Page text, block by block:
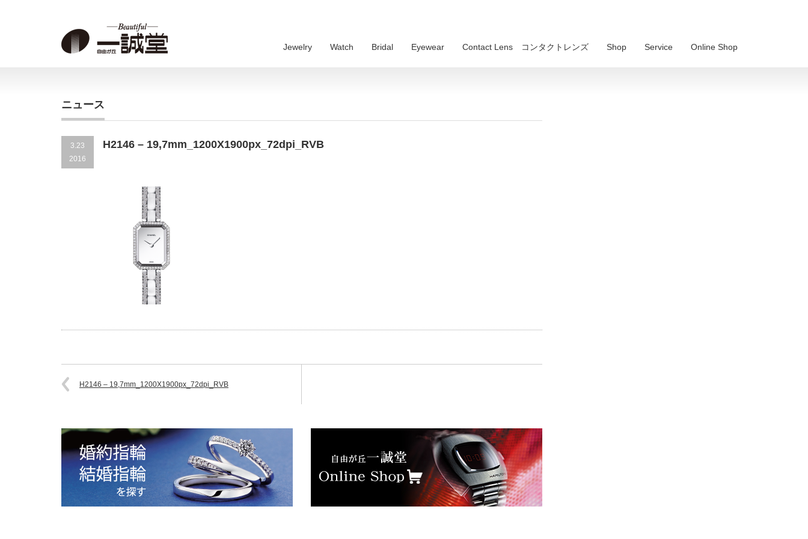
Jewelry Watch Bridal Eyewear Contact Lens コンタクトレンズ Shop Service Online Shop
ニュース
3.23
2016
H2146 – 19,7mm_1200X1900px_72dpi_RVB
H2146 – 19,7mm_1200X1900px_72dpi_RVB